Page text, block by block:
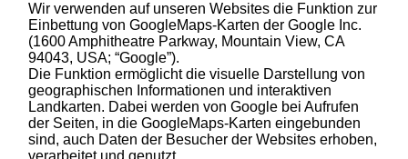
Wir verwenden auf unseren Websites die Funktion zur
Einbettung von GoogleMaps-Karten der Google Inc.
(1600 Amphitheatre Parkway, Mountain View, CA
94043, USA; “Google”).
Die Funktion ermöglicht die visuelle Darstellung von
geographischen Informationen und interaktiven
Landkarten. Dabei werden von Google bei Aufrufen
der Seiten, in die GoogleMaps-Karten eingebunden
sind, auch Daten der Besucher der Websites erhoben,